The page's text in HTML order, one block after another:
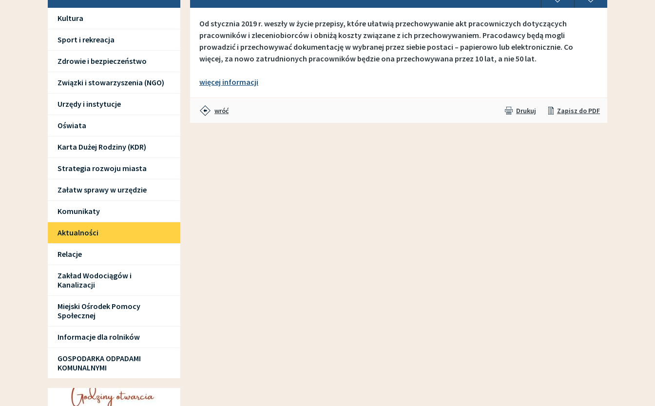
Kultura
Sport i rekreacja
Zdrowie i bezpieczeństwo
Związki i stowarzyszenia (NGO)
Urzędy i instytucje
Oświata
Karta Dużej Rodziny (KDR)
Strategia rozwoju miasta
Załatw sprawy w urzędzie
Komunikaty
Aktualności
Relacje
Zakład Wodociągów i
Kanalizacji
Miejski Ośrodek Pomocy
Społecznej
Informacje dla rolników
GOSPODARKA ODPADAMI
KOMUNALNYMI
SPORT I REKREACJA
Od stycznia 2019 r. weszły w życie przepisy, które ułatwią przechowywanie akt pracowniczych dotyczących
pracowników i zleceniobiorców i obniżą koszty związane z ich przechowywaniem. Pracodawcy będą mogli
prowadzić i przechowywać dokumentację w wybranej przez siebie postaci – papierowo lub elektronicznie. Co
więcej, za nowo zatrudnionych pracowników będzie ona przechowywana przez 10 lat, a nie 50 lat.
więcej informacji
wróć Drukuj Zapisz do PDF